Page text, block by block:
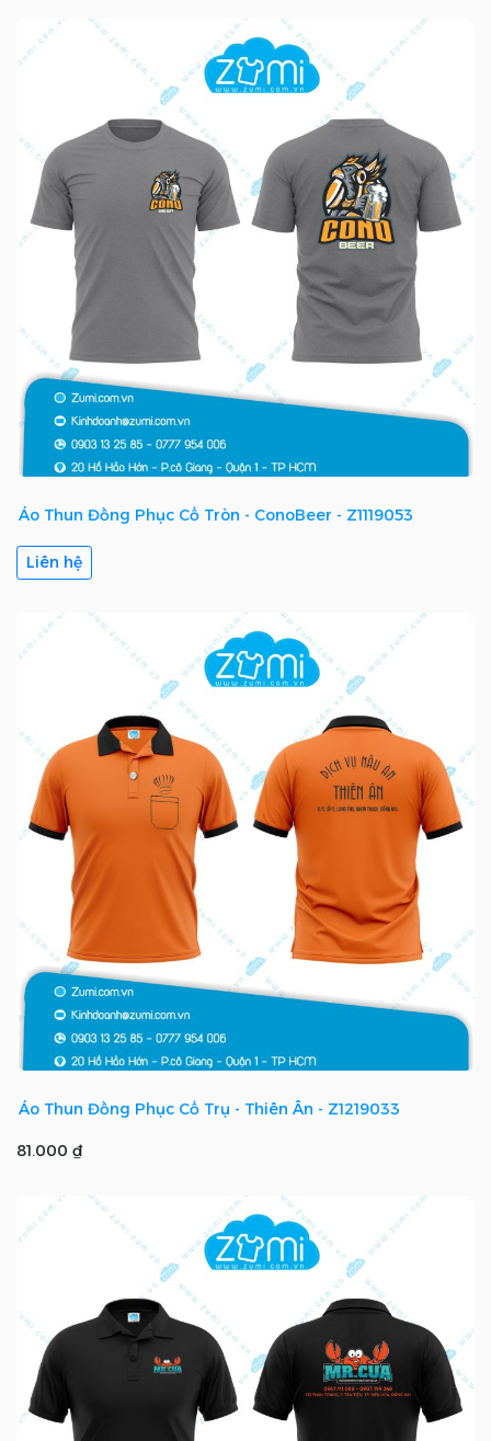
Áo Thun Đồng Phục Cổ Tròn - ConoBeer - Z1119053
Liên hệ
Áo Thun Đồng Phục Cổ Trụ - Thiên Ân - Z1219033
81.000 ₫